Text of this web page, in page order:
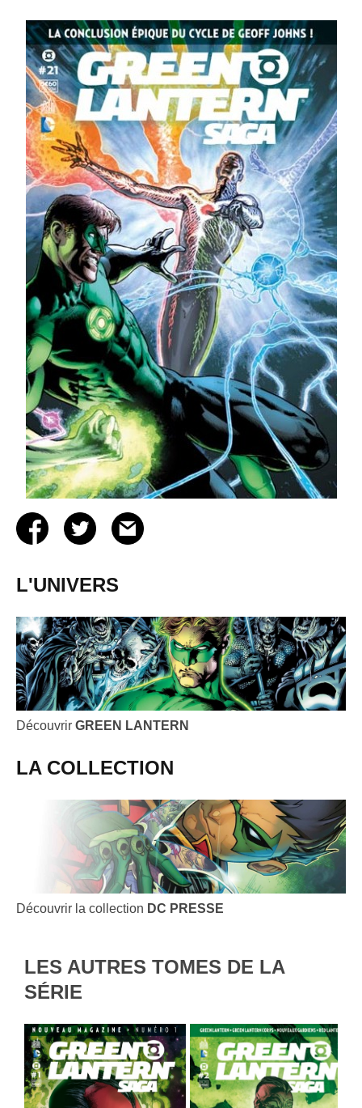
L'UNIVERS
Découvrir GREEN LANTERN
LA COLLECTION
Découvrir la collection DC PRESSE
LES AUTRES TOMES DE LA
SÉRIE